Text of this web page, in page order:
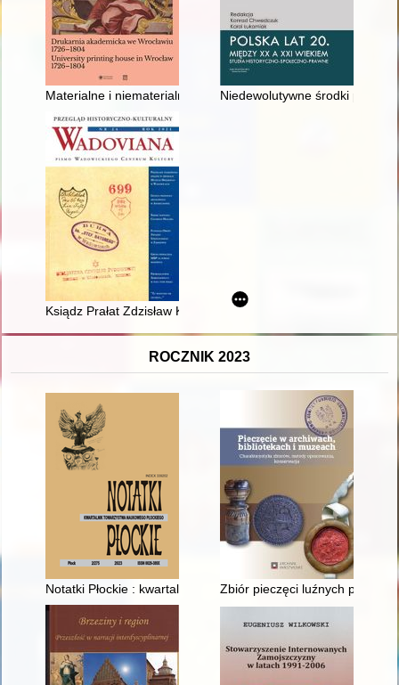
Materialne i niematerialne dziedzictwo Akademii
Niedewolutywne środki
Ksiądz Prałat Zdzisław Kałwa (1931-2021)
ROCZNIK 2023
Notatki Płockie : kwartalnik Towarzystwa Naukowego
Zbiór pieczęci luźnych